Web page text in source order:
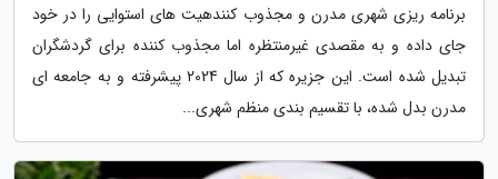
برنامه ریزی شهری مدرن و مجذوب کنندهیت های استوایی را در خود
جای داده و به مقصدی غیرمنتظره اما مجذوب کننده برای گردشگران
تبدیل شده است. این جزیره که از سال 2024 پیشرفته و به جامعه ای
مدرن بدل شده، با تقسیم بندی منظم شهری...